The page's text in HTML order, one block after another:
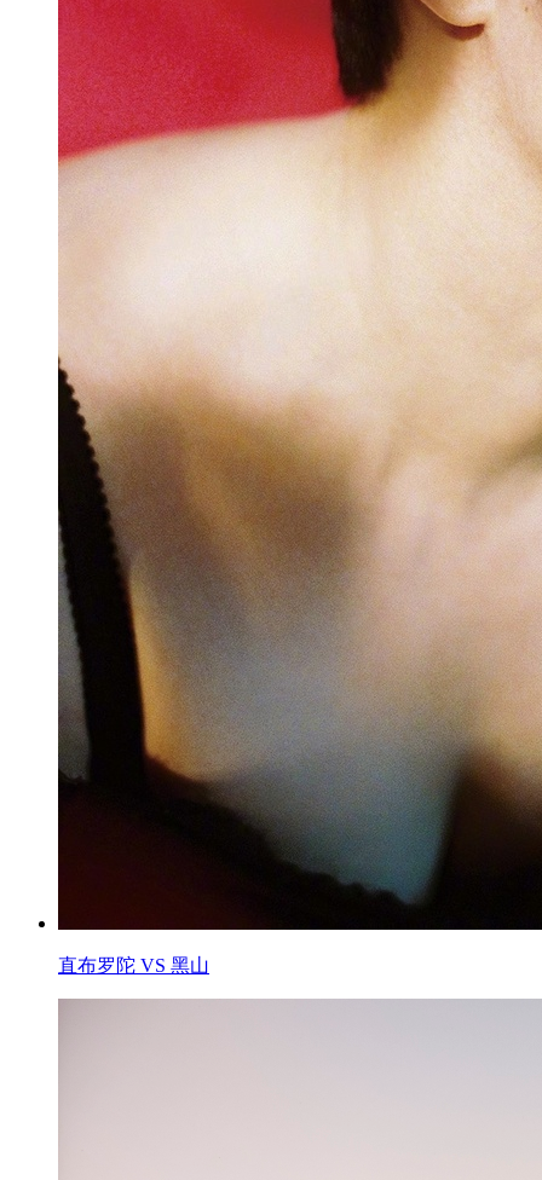
直布罗陀 VS 黑山